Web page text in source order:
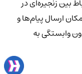
بین زنجیره‌ای در
ارسال پیام‌ها و
وابستگی به